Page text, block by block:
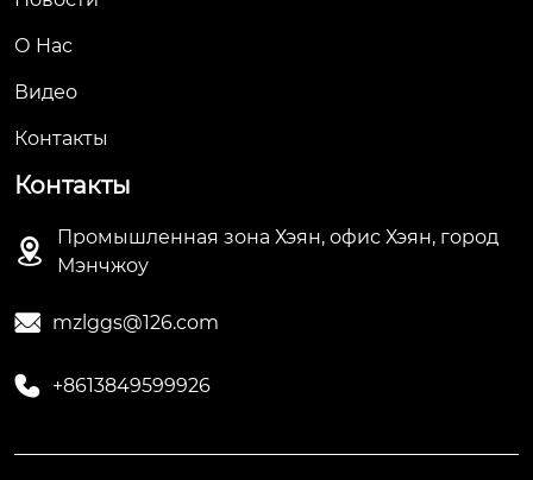
О Hас
Видео
Контакты
Контакты

Промышленная зона Хэян, офис Хэян, город
Мэнчжоу
 mzlggs@126.com
 +8613849599926